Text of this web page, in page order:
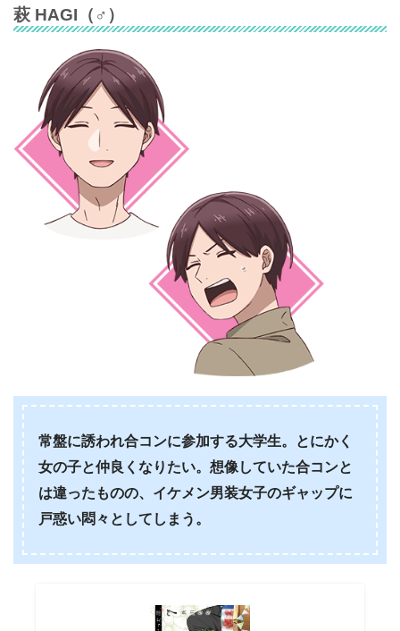
萩 HAGI （♂）
常盤に誘われ合コンに参加する大学生。とにかく
女の子と仲良くなりたい。想像していた合コンと
は違ったものの、イケメン男装女子のギャップに
戸惑い悶々としてしまう。